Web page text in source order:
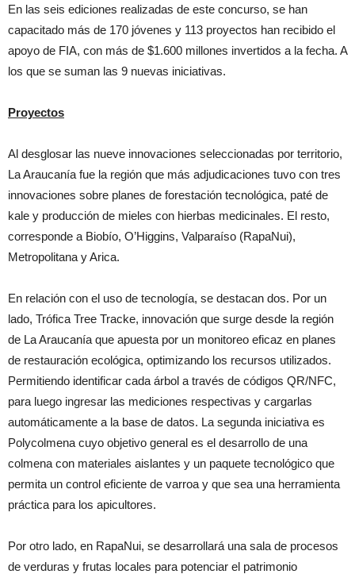
En las seis ediciones realizadas de este concurso, se han
capacitado más de 170 jóvenes y 113 proyectos han recibido el
apoyo de FIA, con más de $1.600 millones invertidos a la fecha. A
los que se suman las 9 nuevas iniciativas.
Proyectos
Al desglosar las nueve innovaciones seleccionadas por territorio,
La Araucanía fue la región que más adjudicaciones tuvo con tres
innovaciones sobre planes de forestación tecnológica, paté de
kale y producción de mieles con hierbas medicinales. El resto,
corresponde a Biobío, O’Higgins, Valparaíso (RapaNui),
Metropolitana y Arica.
En relación con el uso de tecnología, se destacan dos. Por un
lado, Trófica Tree Tracke, innovación que surge desde la región
de La Araucanía que apuesta por un monitoreo eficaz en planes
de restauración ecológica, optimizando los recursos utilizados.
Permitiendo identificar cada árbol a través de códigos QR/NFC,
para luego ingresar las mediciones respectivas y cargarlas
automáticamente a la base de datos. La segunda iniciativa es
Polycolmena cuyo objetivo general es el desarrollo de una
colmena con materiales aislantes y un paquete tecnológico que
permita un control eficiente de varroa y que sea una herramienta
práctica para los apicultores.
Por otro lado, en RapaNui, se desarrollará una sala de procesos
de verduras y frutas locales para potenciar el patrimonio